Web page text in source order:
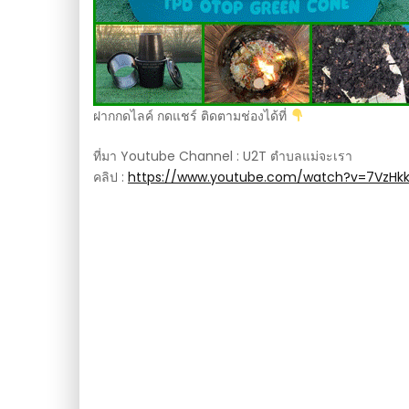
ฝากกดไลค์ กดแชร์ ติดตามช่องได้ที่
ที่มา Youtube Channel : U2T ตำบลแม่จะเรา
คลิป : https://www.youtube.com/